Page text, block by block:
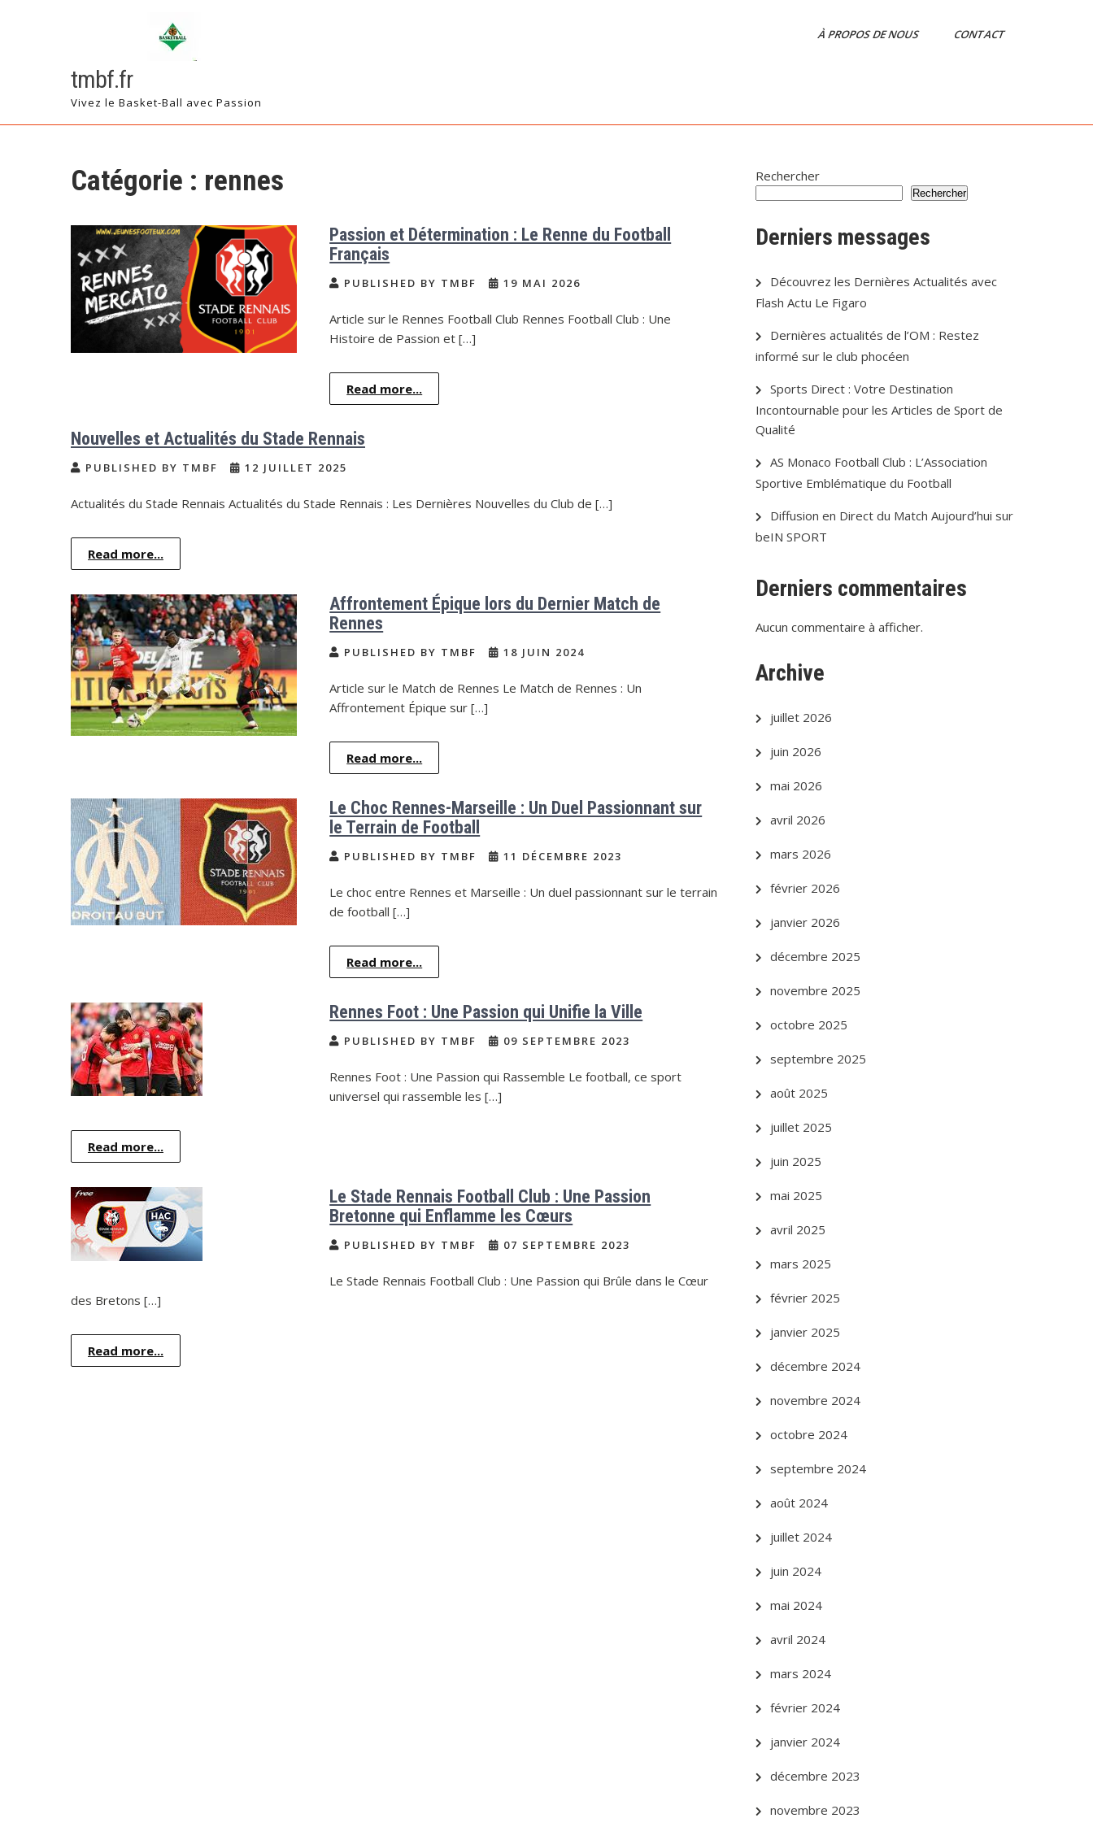
tmbf.fr
Vivez le Basket-Ball avec Passion
À PROPOS DE NOUS CONTACT
Catégorie : rennes
Passion et Détermination : Le Renne du Football
Français
PUBLISHED BY TMBF 19 MAI 2026
Article sur le Rennes Football Club Rennes Football Club : Une
Histoire de Passion et […]
Read more...
Nouvelles et Actualités du Stade Rennais
PUBLISHED BY TMBF 12 JUILLET 2025
Actualités du Stade Rennais Actualités du Stade Rennais : Les Dernières Nouvelles du Club de […]
Read more...
Affrontement Épique lors du Dernier Match de
Rennes
PUBLISHED BY TMBF 18 JUIN 2024
Article sur le Match de Rennes Le Match de Rennes : Un
Affrontement Épique sur […]
Read more...
Le Choc Rennes-Marseille : Un Duel Passionnant sur
le Terrain de Football
PUBLISHED BY TMBF 11 DÉCEMBRE 2023
Le choc entre Rennes et Marseille : Un duel passionnant sur le terrain
de football […]
Read more...
Rennes Foot : Une Passion qui Unifie la Ville
PUBLISHED BY TMBF 09 SEPTEMBRE 2023
Rennes Foot : Une Passion qui Rassemble Le football, ce sport
universel qui rassemble les […]
Read more...
Le Stade Rennais Football Club : Une Passion
Bretonne qui Enflamme les Cœurs
PUBLISHED BY TMBF 07 SEPTEMBRE 2023
Le Stade Rennais Football Club : Une Passion qui Brûle dans le Cœur
des Bretons […]
Read more...
Rechercher
Rechercher
Derniers messages
Découvrez les Dernières Actualités avec
Flash Actu Le Figaro
Dernières actualités de l’OM : Restez
informé sur le club phocéen
Sports Direct : Votre Destination
Incontournable pour les Articles de Sport de
Qualité
AS Monaco Football Club : L’Association
Sportive Emblématique du Football
Diffusion en Direct du Match Aujourd’hui sur
beIN SPORT
Derniers commentaires
Aucun commentaire à afficher.
Archive
juillet 2026
juin 2026
mai 2026
avril 2026
mars 2026
février 2026
janvier 2026
décembre 2025
novembre 2025
octobre 2025
septembre 2025
août 2025
juillet 2025
juin 2025
mai 2025
avril 2025
mars 2025
février 2025
janvier 2025
décembre 2024
novembre 2024
octobre 2024
septembre 2024
août 2024
juillet 2024
juin 2024
mai 2024
avril 2024
mars 2024
février 2024
janvier 2024
décembre 2023
novembre 2023